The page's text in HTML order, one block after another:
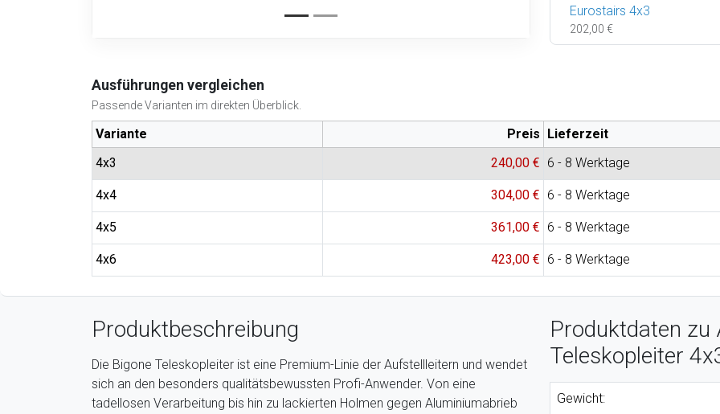
Eurostairs 4x3
202,00 €
Ausführungen vergleichen
Passende Varianten im direkten Überblick.
Variante Preis Lieferzeit
4x3
240,00 € 6 - 8 Werktage
4x4 304,00 € 6 - 8 Werktage
4x5 361,00 € 6 - 8 Werktage
4x6 423,00 € 6 - 8 Werktage
Produktbeschreibung
Die Bigone Teleskopleiter ist eine Premium-Linie der Aufstellleitern und wendet
sich an den besonders qualitätsbewussten Profi-Anwender. Von eine
tadellosen Verarbeitung bis hin zu lackierten Holmen gegen Aluminiumabrieb
Produktdaten zu
Teleskopleiter
Gewicht: